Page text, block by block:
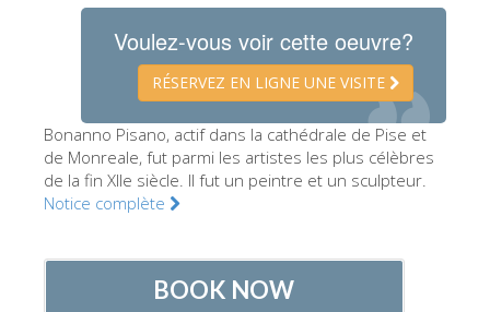
Galerie de l'Académie
La Galerie Palatine
Le Musée de San Marco
Musée Archéologique
Voulez-vous voir cette oeuvre?
RÉSERVEZ EN LIGNE UNE VISITE
Bonanno Pisano, actif dans la cathédrale de Pise et
de Monreale, fut parmi les artistes les plus célèbres
de la fin XIIe siècle. Il fut un peintre et un sculpteur.
Notice complète